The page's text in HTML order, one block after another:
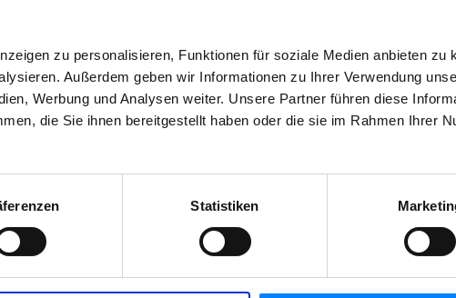
zu personalisieren, Funktionen für soziale Medien anbieten zu
Außerdem geben wir Informationen zu Ihrer Verwendung
Werbung und Analysen weiter. Unsere Partner führen diese
die Sie ihnen bereitgestellt haben oder die sie im Rahmen Ihrer
Statistiken